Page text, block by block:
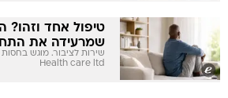
טיפול אחד
שמרעידה את
Health care ltd